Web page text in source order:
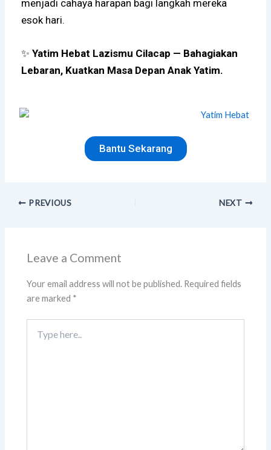
menjadi cahaya harapan bagi langkah mereka
esok hari.
✨Yatim Hebat Lazismu Cilacap — Bahagiakan
Lebaran, Kuatkan Masa Depan Anak Yatim.
Bantu Sekarang
PREVIOUS NEXT
Leave a Comment
Your email address will not be published. Required fields
are marked *
here..